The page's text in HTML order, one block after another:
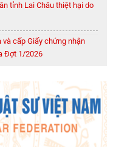
tỉnh Lai Châu thiệt hại do
cấp Giấy chứng nhận
Đợt 1/2026